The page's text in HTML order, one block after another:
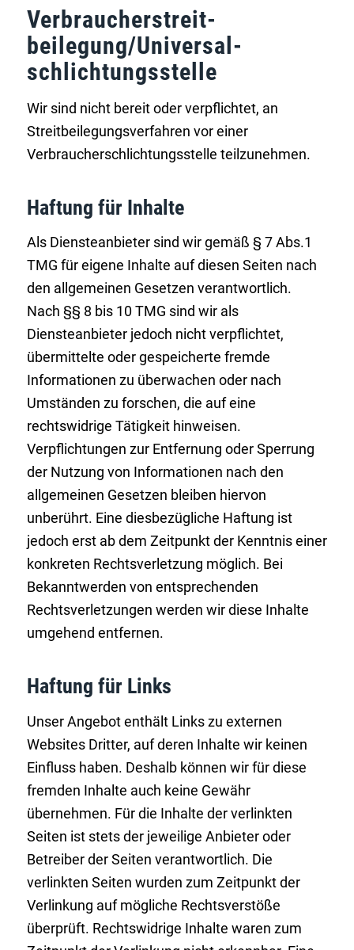
Verbraucher­streit­
beilegung/Universal­
schlichtungs­stelle
Wir sind nicht bereit oder verpflichtet, an
Streitbeilegungsverfahren vor einer
Verbraucherschlichtungsstelle teilzunehmen.
Haftung für Inhalte
Als Diensteanbieter sind wir gemäß § 7 Abs.1
TMG für eigene Inhalte auf diesen Seiten nach
den allgemeinen Gesetzen verantwortlich.
Nach §§ 8 bis 10 TMG sind wir als
Diensteanbieter jedoch nicht verpflichtet,
übermittelte oder gespeicherte fremde
Informationen zu überwachen oder nach
Umständen zu forschen, die auf eine
rechtswidrige Tätigkeit hinweisen.
Verpflichtungen zur Entfernung oder Sperrung
der Nutzung von Informationen nach den
allgemeinen Gesetzen bleiben hiervon
unberührt. Eine diesbezügliche Haftung ist
jedoch erst ab dem Zeitpunkt der Kenntnis einer
konkreten Rechtsverletzung möglich. Bei
Bekanntwerden von entsprechenden
Rechtsverletzungen werden wir diese Inhalte
umgehend entfernen.
Haftung für Links
Unser Angebot enthält Links zu externen
Websites Dritter, auf deren Inhalte wir keinen
Einfluss haben. Deshalb können wir für diese
fremden Inhalte auch keine Gewähr
übernehmen. Für die Inhalte der verlinkten
Seiten ist stets der jeweilige Anbieter oder
Betreiber der Seiten verantwortlich. Die
verlinkten Seiten wurden zum Zeitpunkt der
Verlinkung auf mögliche Rechtsverstöße
überprüft. Rechtswidrige Inhalte waren zum